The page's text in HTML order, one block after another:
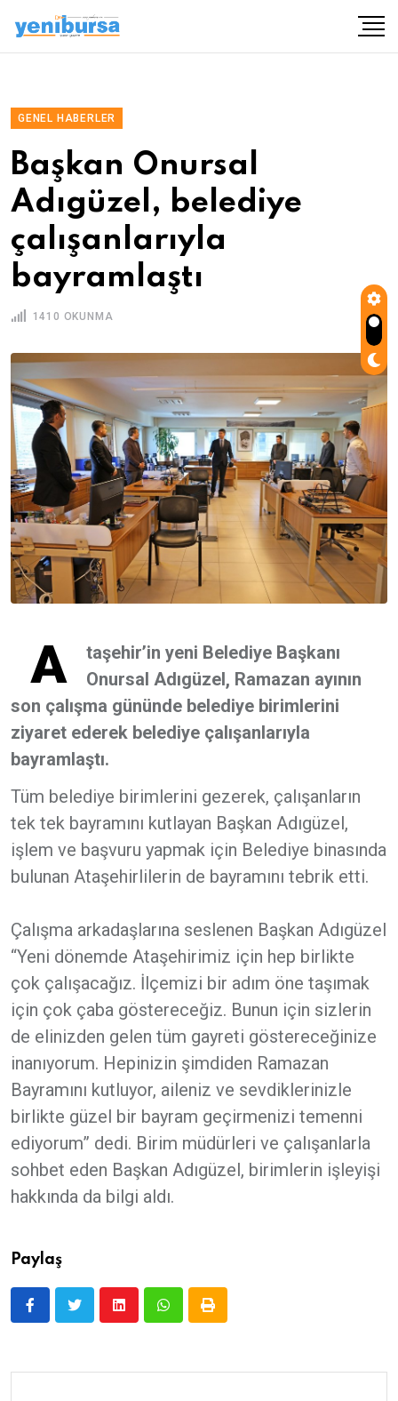
GENEL HABERLER
Başkan Onursal
Adıgüzel, belediye
çalışanlarıyla
bayramlaştı
1410 OKUNMA
A
taşehir’in yeni Belediye Başkanı
Onursal Adıgüzel, Ramazan ayının
son çalışma gününde belediye birimlerini
ziyaret ederek belediye çalışanlarıyla
bayramlaştı.
Tüm belediye birimlerini gezerek, çalışanların
tek tek bayramını kutlayan Başkan Adıgüzel,
işlem ve başvuru yapmak için Belediye binasında
bulunan Ataşehirlilerin de bayramını tebrik etti.
Çalışma arkadaşlarına seslenen Başkan Adıgüzel
“Yeni dönemde Ataşehirimiz için hep birlikte
çok çalışacağız. İlçemizi bir adım öne taşımak
için çok çaba göstereceğiz. Bunun için sizlerin
de elinizden gelen tüm gayreti göstereceğinize
inanıyorum. Hepinizin şimdiden Ramazan
Bayramını kutluyor, aileniz ve sevdiklerinizle
birlikte güzel bir bayram geçirmenizi temenni
ediyorum” dedi. Birim müdürleri ve çalışanlarla
sohbet eden Başkan Adıgüzel, birimlerin işleyişi
hakkında da bilgi aldı.
Paylaş